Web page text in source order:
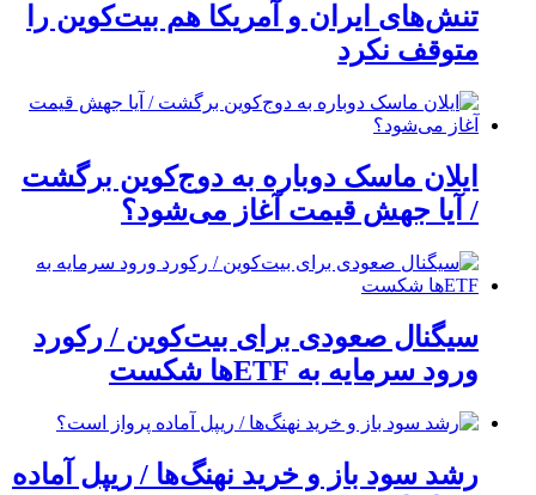
تنش‌های ایران و آمریکا هم بیت‌کوین را
متوقف نکرد
ایلان ماسک دوباره به دوج‌کوین برگشت
/ آیا جهش قیمت آغاز می‌شود؟
سیگنال صعودی برای بیت‌کوین / رکورد
ورود سرمایه به ETFها شکست
رشد سود باز و خرید نهنگ‌ها / ریپل آماده